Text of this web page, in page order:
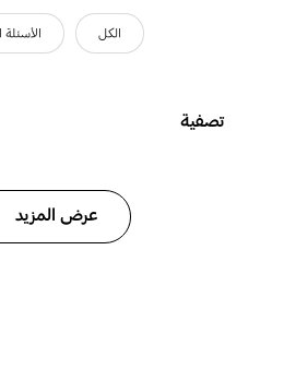
الكل الأسئلة
تصفية
عرض المزيد